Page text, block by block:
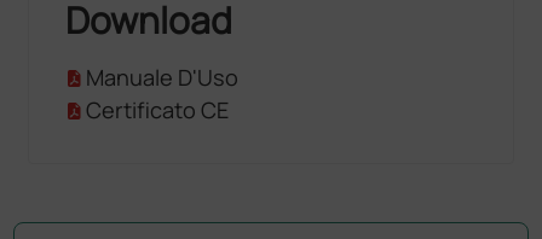
Download
Manuale D'Uso
Certificato CE